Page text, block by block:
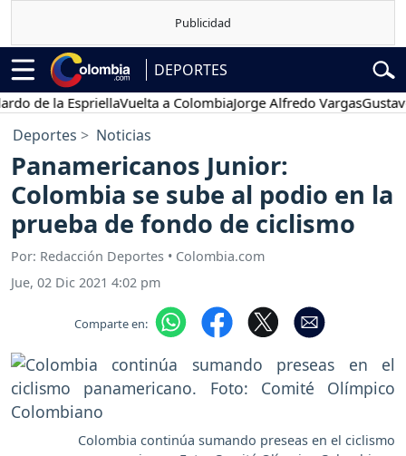
DEPORTES
la EspriellaVuelta a ColombiaJorge Alfredo VargasGustavo
Deportes Noticias
Panamericanos Junior:
Colombia se sube al podio en la
prueba de fondo de ciclismo
Por: Redacción Deportes • Colombia.com
Jue, 02 Dic 2021 4:02 pm
Comparte en:
Colombia continúa sumando preseas en el ciclismo